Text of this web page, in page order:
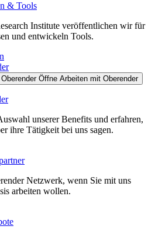
& Tools
Institute veröffentlichen wir für
und entwickeln Tools.
Öffne Arbeiten mit Oberender
unserer Benefits und erfahren,
ihre Tätigkeit bei uns sagen.
Netzwerk, wenn Sie mit uns
arbeiten wollen.